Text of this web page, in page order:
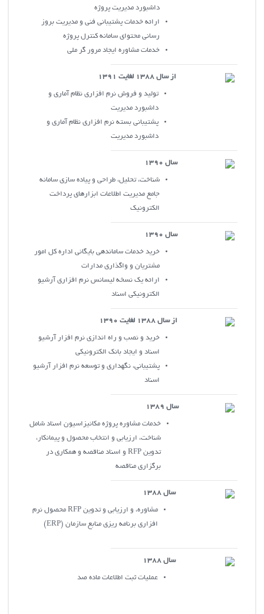
داشبورد مديريت پروژه
ارائه خدمات پشتيباني فني و مديريت بروز
رساني محتواي سامانه کنترل پروژه
خدمات مشاوره ايجاد مرور گر ملي
از سال 1388 لغايت 1391
توليد و فروش نرم افزاري نظام آماري و
داشبورد مديريت
پشتيباني بسته نرم افزاري نظام آماري و
داشبورد مديريت
سال 1390
شناخت، تحليل، طراحي و پياده سازي سامانه
جامع مديريت اطلاعات ابزارهاي پرداخت
الکترونيک
سال 1390
خريد خدمات ساماندهي بايگاني اداره کل امور
مشتريان و واگذاري مدارات
ارائه يک نسخه ليسانس نرم افزاري آرشيو
الکترونيکي اسناد
از سال 1388 لغايت 1390
خريد و نصب و راه اندازي نرم افزار آرشيو
اسناد و ايجاد بانک الکترونيکي
پشتيباني، نگهداري و توسعه نرم افزار آرشيو
اسناد
سال 1389
خدمات مشاوره پروژه مکانيزاسيون اسناد شامل
شناخت، ارزيابي و انتخاب محصول و پيمانکار،
تدوين RFP و اسناد مناقصه و همکاري در
برگزاري مناقصه
سال 1388
مشاوره، و ارزيابي و تدوين RFP محصول نرم
افزاري برنامه ريزي منابع سازمان (ERP)
سال 1388
عمليات ثبت اطلاعات ماده صد